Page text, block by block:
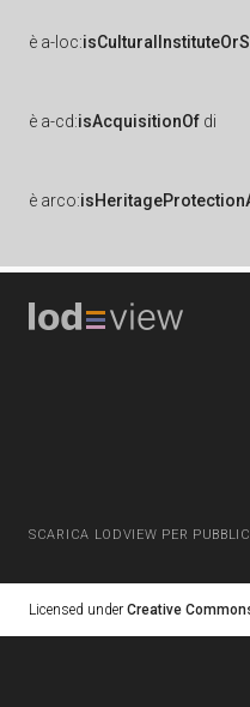
è a-loc:
è a-cd:isAcquisitionOf di
è arco:
SCARICA LODVIEW PER
Licensed under Creative